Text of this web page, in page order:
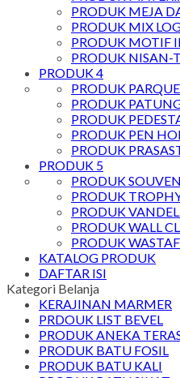
PRODUK MEJA
PRODUK MIX
PRODUK MOTIF
PRODUK NISAN-
PRODUK 4
PRODUK
PRODUK
PRODUK
PRODUK PEN
PRODUK
PRODUK 5
PRODUK
PRODUK
PRODUK
PRODUK WALL
PRODUK
KATALOG PRODUK
DAFTAR ISI
Kategori Belanja
KERAJINAN MARMER
PRDOUK LIST BEVEL
PRODUK ANEKA
PRODUK BATU FOSIL
PRODUK BATU KALI